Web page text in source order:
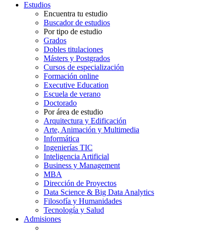
Estudios
Encuentra tu estudio
Buscador de estudios
Por tipo de estudio
Grados
Dobles titulaciones
Másters y Postgrados
Cursos de especialización
Formación online
Executive Education
Escuela de verano
Doctorado
Por área de estudio
Arquitectura y Edificación
Arte, Animación y Multimedia
Informática
Ingenierías TIC
Inteligencia Artificial
Business y Management
MBA
Dirección de Proyectos
Data Science & Big Data Analytics
Filosofía y Humanidades
Tecnología y Salud
Admisiones